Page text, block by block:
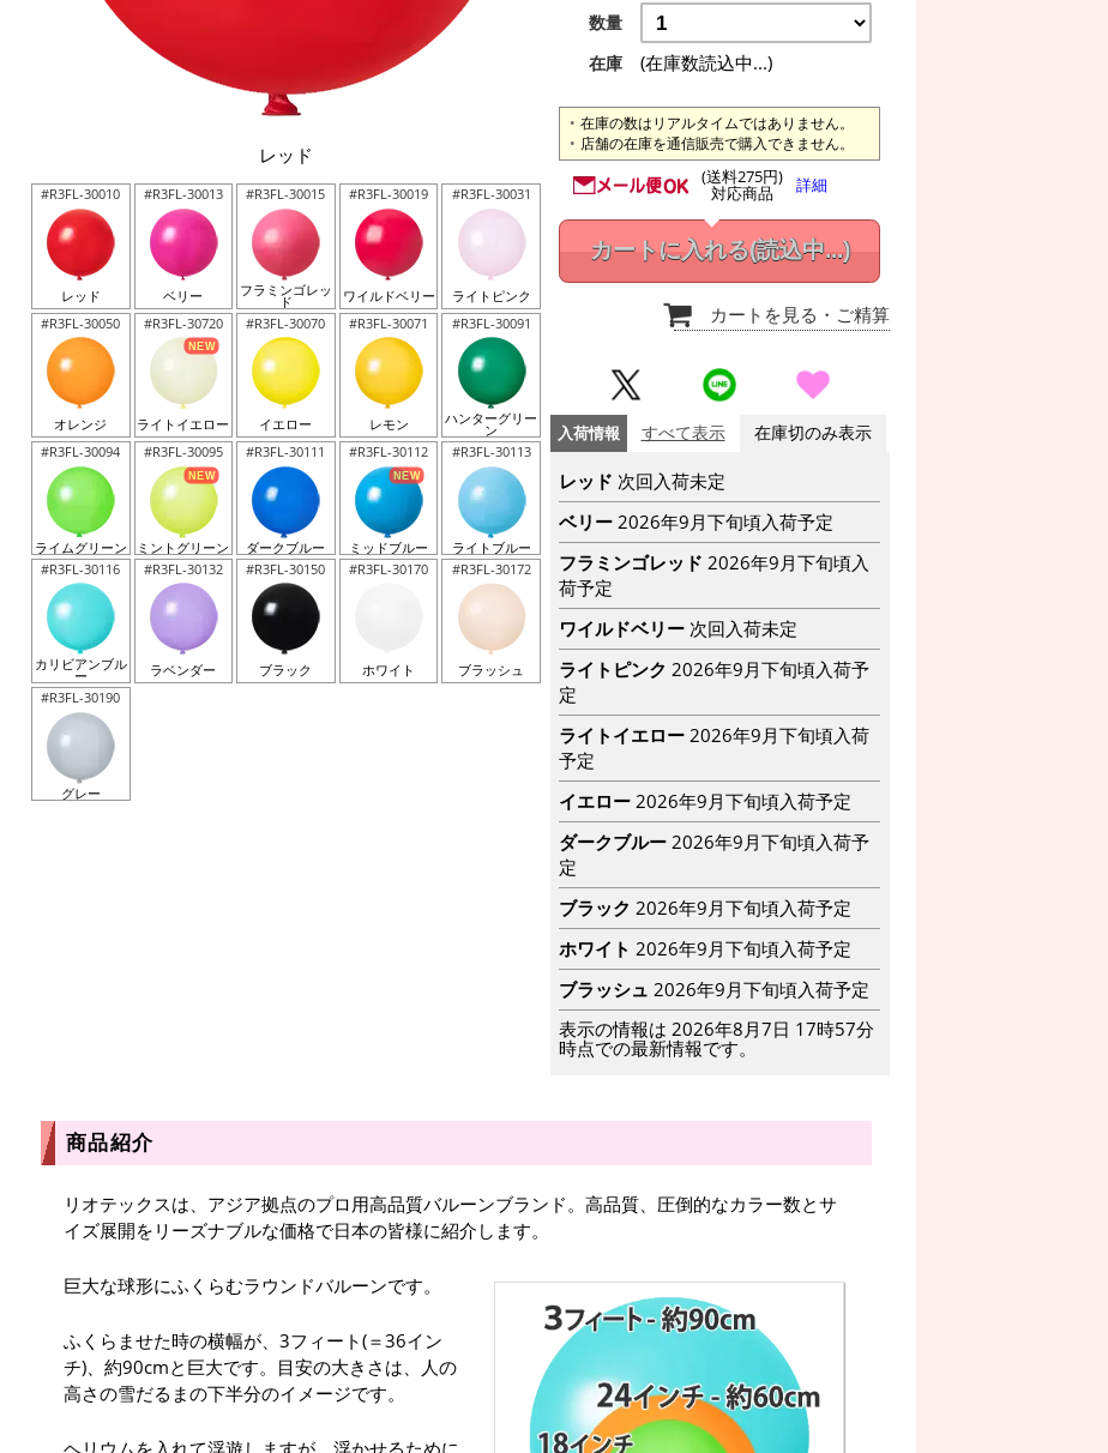
レッド
#R3FL-30010
レッド
#R3FL-30013
ベリー
#R3FL-30015
フラミンゴレッ
ド
#R3FL-30019
ワイルドベリー
#R3FL-30031
ライトピンク
#R3FL-30050
オレンジ
#R3FL-30720
ライトイエロー
#R3FL-30070
イエロー
#R3FL-30071
レモン
#R3FL-30091
ハンターグリー
ン
#R3FL-30094
ライムグリーン
#R3FL-30095
ミントグリーン
#R3FL-30111
ダークブルー
#R3FL-30112
ミッドブルー
#R3FL-30113
ライトブルー
#R3FL-30116
カリビアンブル
ー
#R3FL-30132
ラベンダー
#R3FL-30150
ブラック
#R3FL-30170
ホワイト
#R3FL-30172
ブラッシュ
#R3FL-30190
グレー
数量
在庫
(在庫数読込中...)
在庫の数はリアルタイムではありません。
店舗の在庫を通信販売で購入できません。
(送料275円)
対応商品 詳細
カートに入れる(読込中...)
カートを見る ・ご精算
入荷情報 すべて表示 在庫切のみ表示
レッド 次回入荷未定
ベリー 2026年9月下旬頃入荷予定
フラミンゴレッド 2026年9月下旬頃入
荷予定
ワイルドベリー 次回入荷未定
ライトピンク 2026年9月下旬頃入荷予
定
ライトイエロー 2026年9月下旬頃入荷
予定
イエロー 2026年9月下旬頃入荷予定
ダークブルー 2026年9月下旬頃入荷予
定
ブラック 2026年9月下旬頃入荷予定
ホワイト 2026年9月下旬頃入荷予定
ブラッシュ 2026年9月下旬頃入荷予定
表示の情報は 2026年8月7日 17時57分
時点での最新情報です。
商品紹介
リオテックスは、アジア拠点のプロ用高品質バルーンブランド。高品質、圧倒的なカラー数とサ
イズ展開をリーズナブルな価格で日本の皆様に紹介します。
巨大な球形にふくらむラウンドバルーンです。
ふくらませた時の横幅が、3フィート(＝36イン
チ)、約90cmと巨大です。目安の大きさは、人の
高さの雪だるまの下半分のイメージです。